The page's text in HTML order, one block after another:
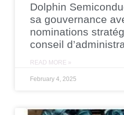
Dolphin
sa gouvernance
nominations
conseil
READ MORE »
February 4, 2025